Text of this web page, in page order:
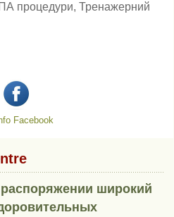
процедури, Тренажерний
Facebook
широкий